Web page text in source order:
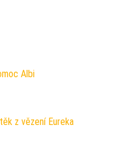
Albi
299 Kč.
z vězení Eureka
799 Kč.